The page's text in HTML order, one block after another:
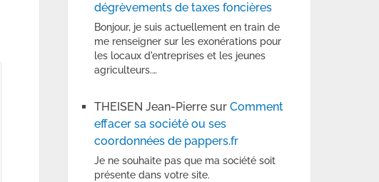
dégrèvements de taxes foncières
Bonjour, je suis actuellement en train de
me renseigner sur les exonérations pour
les locaux d'entreprises et les jeunes
agriculteurs.…
THEISEN Jean-Pierre surComment
effacer sa société ou ses
coordonnées de pappers.fr
Je ne souhaite pas que ma société soit
présente dans votre site.